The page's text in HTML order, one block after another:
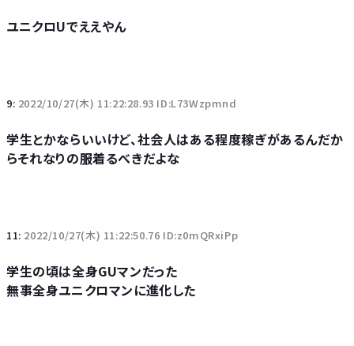
ユニクロUでええやん
9: 2022/10/27(木) 11:22:28.93 ID:L73Wzpmnd
学生とかならいいけど、社会人はある程度稼ぎがあるんだか
らそれなりの服着るべきだよな
11: 2022/10/27(木) 11:22:50.76 ID:z0mQRxiPp
学生の頃は全身GUマンだった
無事全身ユニクロマンに進化した